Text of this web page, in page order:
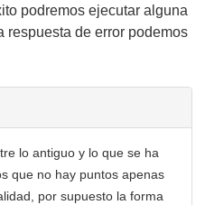
podremos ejecutar alguna
respuesta de error podemos
lo antiguo y lo que se ha
que no hay puntos apenas
por supuesto la forma